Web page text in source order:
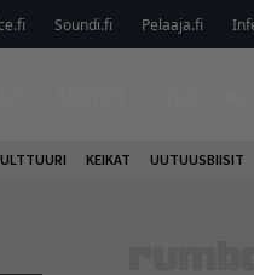
Soundi.fi Pelaaja.fi
KEIKAT UUTUUSBIISIT